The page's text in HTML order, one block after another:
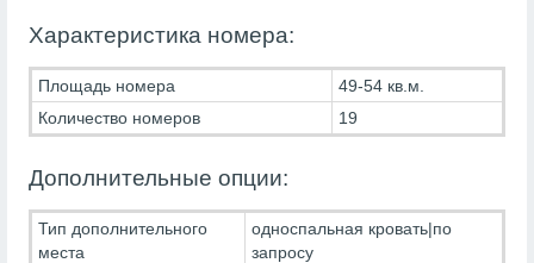
Характеристика номера:
Площадь номера
49-54 кв.м.
Количество номеров
19
Дополнительные опции:
Тип дополнительного
места
односпальная кровать|по
запросу